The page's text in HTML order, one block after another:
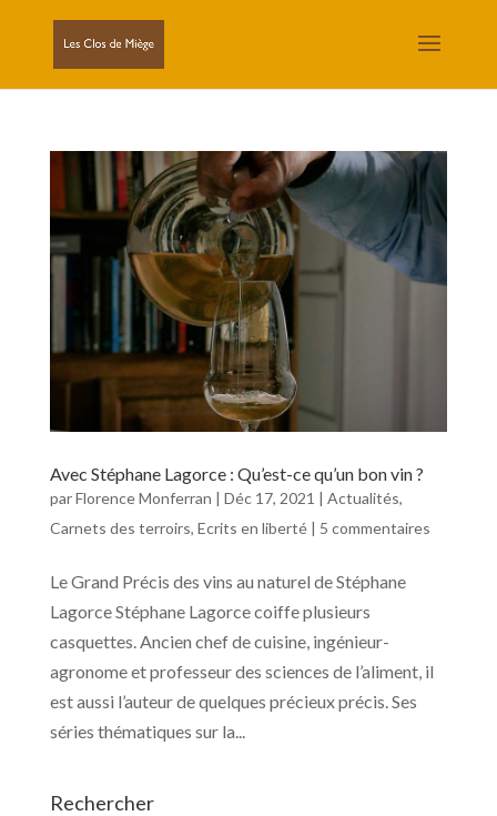
Avec Stéphane Lagorce : Qu’est-ce qu’un bon vin ?
parFlorence Monferran | Déc 17, 2021 | Actualités,
Carnets des terroirs, Ecrits en liberté| 5 commentaires
Le Grand Précis des vins au naturel de Stéphane
Lagorce Stéphane Lagorce coiffe plusieurs
casquettes. Ancien chef de cuisine, ingénieur-
agronome et professeur des sciences de l’aliment, il
est aussi l’auteur de quelques précieux précis. Ses
séries thématiques sur la...
Rechercher